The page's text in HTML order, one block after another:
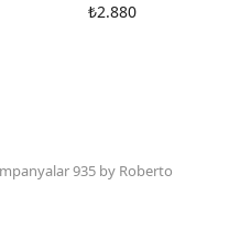
₺2.880
935 by Roberto